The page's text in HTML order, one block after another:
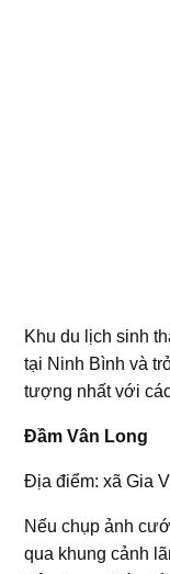
Khu du lịch sinh
tại Ninh Bình và
tượng nhất với
Đầm Vân Long
Địa điểm: xã Gia
Nếu chụp ảnh
qua khung cảnh